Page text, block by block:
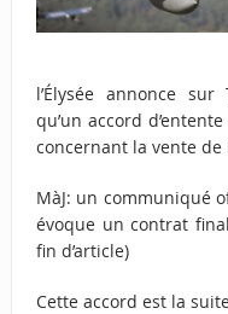
l’Élysée annonce
qu’un accord
concernant la vente de
MàJ: un communiqué
évoque un contrat
fin d’article)
Cette accord est la